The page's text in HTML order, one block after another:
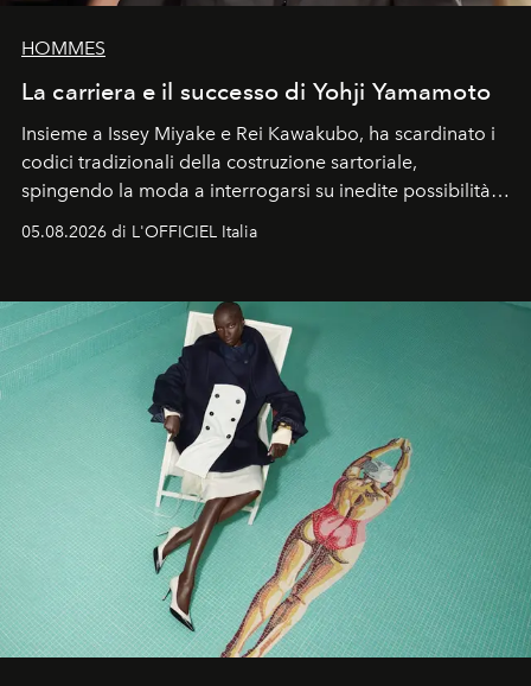
HOMMES
La carriera e il successo di Yohji Yamamoto
Insieme a Issey Miyake e Rei Kawakubo, ha scardinato i
codici tradizionali della costruzione sartoriale,
spingendo la moda a interrogarsi su inedite possibilità
un’impronta indelebile nella storia della moda.
05.08.2026 di L'OFFICIEL Italia